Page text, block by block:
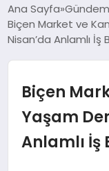
EĞITIM
GENEL
GÜNCEL
Ana Sayfa Gündem
Biçen Market ve
Nisan’da Anlamlı İş
Biçen
Yaşam
Anlamlı İş